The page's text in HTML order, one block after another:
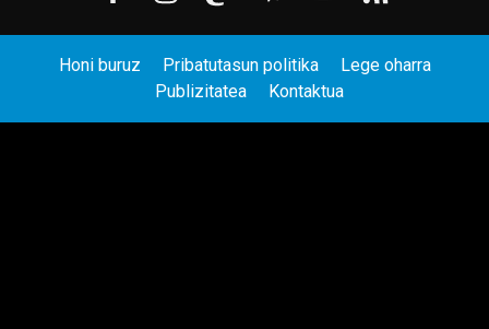
Honi buruz Pribatutasun politika
Lege oharra
Publizitatea
Kontaktua